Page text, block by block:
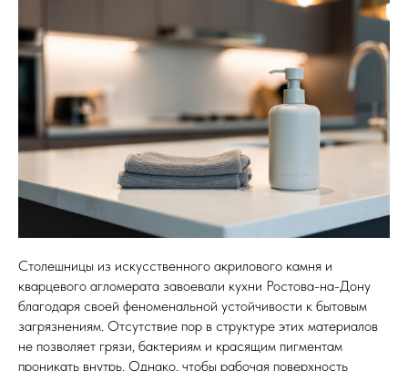
Столешницы для кухни
Акрил, кварц, HPL compact
Мойки и раковины
Интегрированные и подклеенные
Кухонные фартуки
Стеновые панели из камня
Барные стойки
Мангальные зоны
Столешницы для барбекю
Кухонная техника
Столешницы из искусственного акрилового камня и
кварцевого агломерата завоевали кухни Ростова-на-Дону
благодаря своей феноменальной устойчивости к бытовым
загрязнениям. Отсутствие пор в структуре этих материалов
не позволяет грязи, бактериям и красящим пигментам
проникать внутрь. Однако, чтобы рабочая поверхность